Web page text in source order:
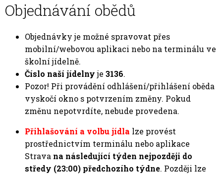
Objednávání obědů
Objednávky je možné spravovat přes
mobilní/webovou aplikaci nebo na terminálu ve
školní jídelně.
Číslo naší jídelnyje 3136.
Pozor! Při provádění odhlášení/přihlášení oběda
vyskočí okno s potvrzením změny. Pokud
změnu nepotvrdíte, nebude provedena.
Přihlašování a volbu jídla lze provést
prostřednictvím terminálu nebo aplikace
Strava na následující týden nejpozději do
středy (23:00) předchozího týdne. Později lze